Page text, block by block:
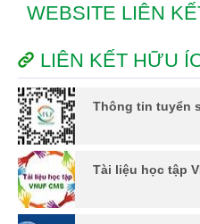
WEBSITE LIÊN
LIÊN KẾT HỮU
Thông tin tuyển
Tài liệu học tập